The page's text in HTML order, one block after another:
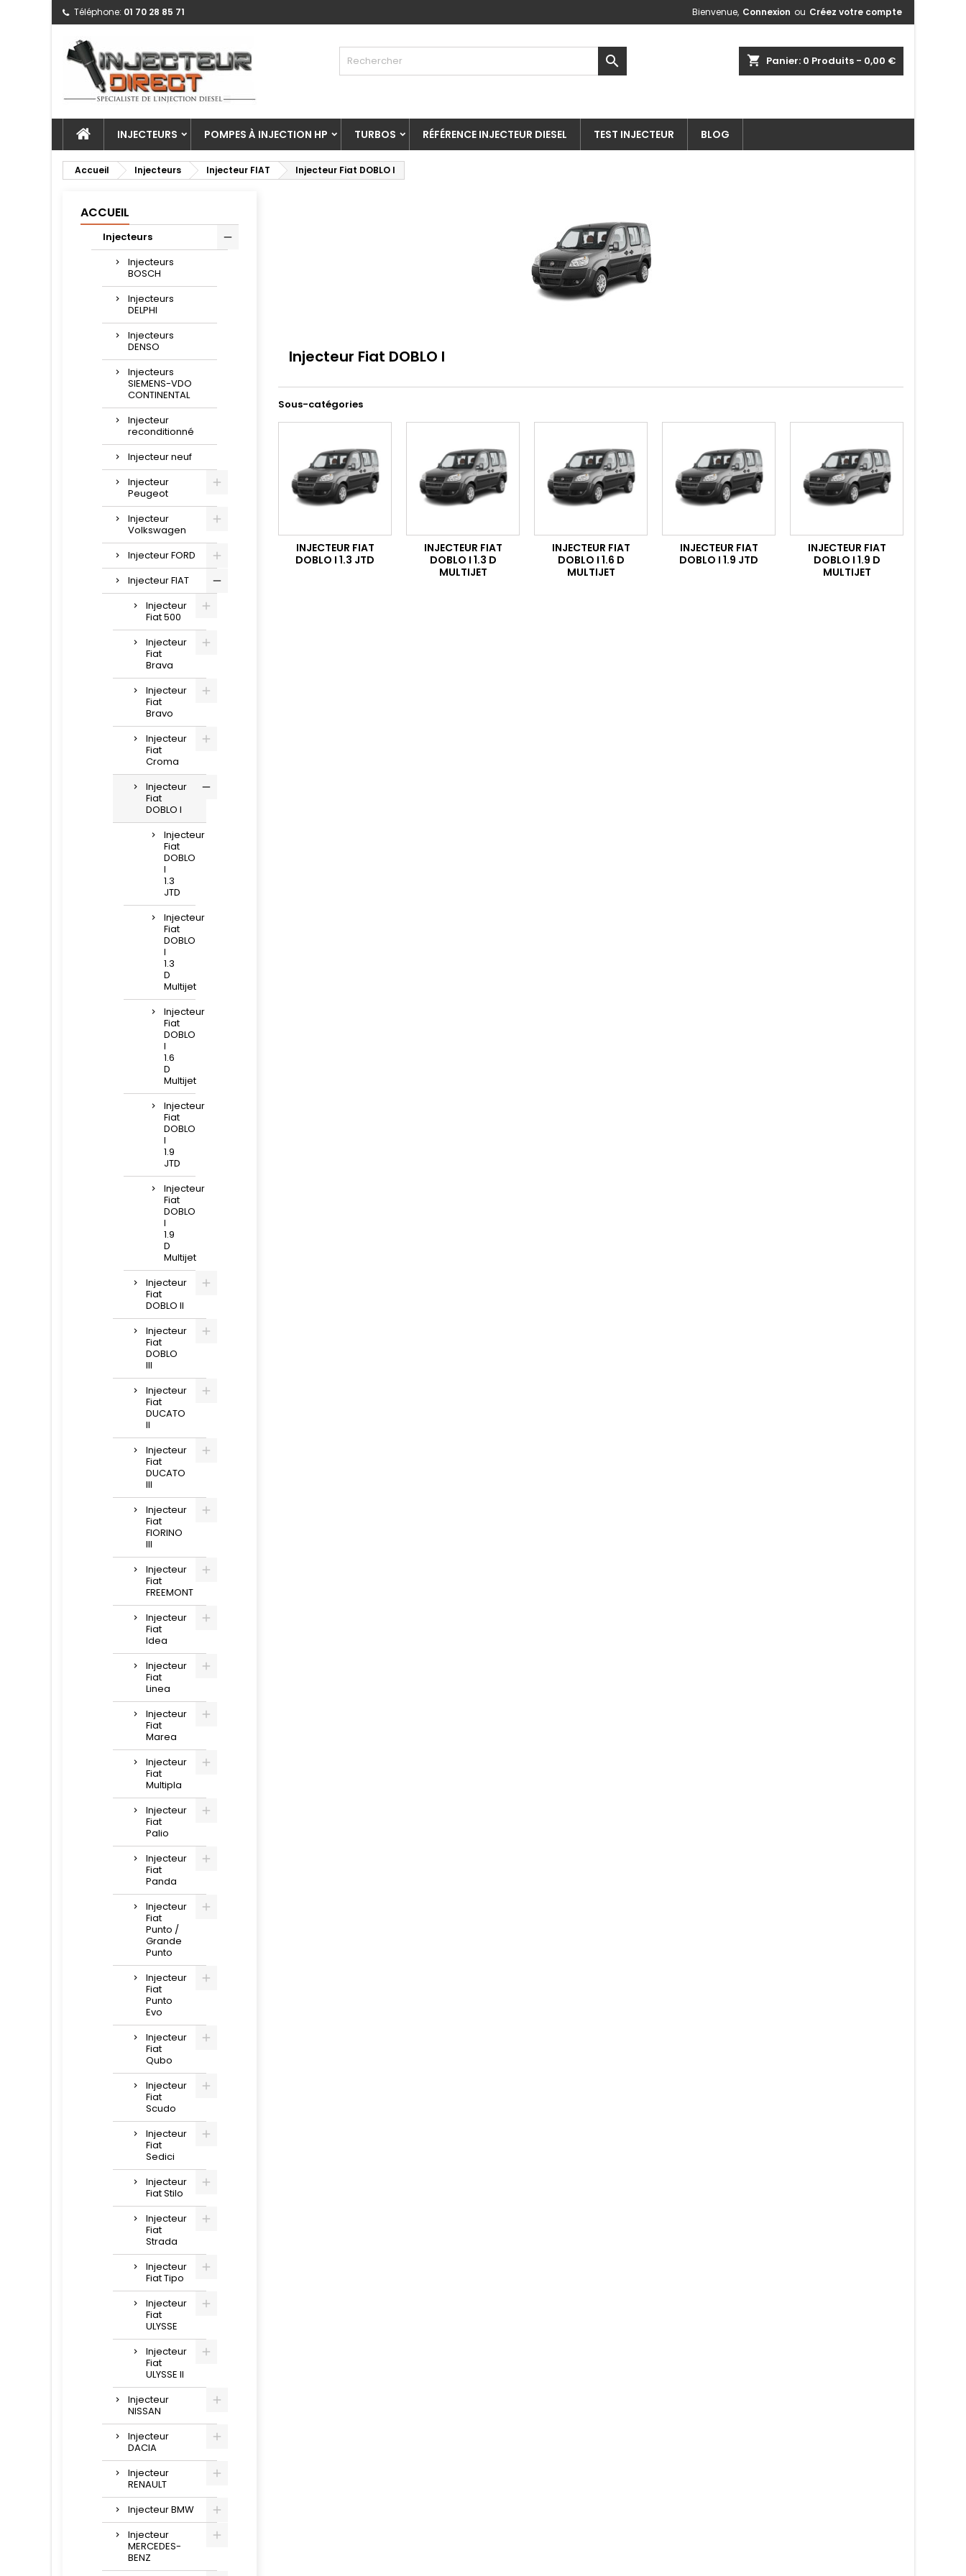
Téléphone: 01 70 28 85 71 Bienvenue, Connexion ou Créez votre compte
shopping_cart Panier: 0 Produits - 0,00 €

INJECTEURS POMPES À INJECTION HP TURBOS RÉFÉRENCE INJECTEUR DIESEL TEST INJECTEUR BLOG
Accueil Injecteurs Injecteur FIAT Injecteur Fiat DOBLO I
ACCUEIL
Injecteurs
Injecteurs
BOSCH
Injecteurs
DELPHI
Injecteurs
DENSO
Injecteurs
SIEMENS-VDO
CONTINENTAL
Injecteur
reconditionné
Injecteur neuf
Injecteur
Peugeot
Injecteur
Volkswagen
Injecteur FORD
Injecteur FIAT
Injecteur
Fiat 500
Injecteur
Fiat
Brava
Injecteur
Fiat
Bravo
Injecteur
Fiat
Croma
Injecteur
Fiat
DOBLO I
Injecteur
Fiat
DOBLO
I
1.3
JTD
Injecteur
Fiat
DOBLO
I
1.3
D
Multijet
Injecteur
Fiat
DOBLO
I
1.6
D
Multijet
Injecteur
Fiat
DOBLO
I
1.9
JTD
Injecteur
Fiat
DOBLO
I
1.9
D
Multijet
Injecteur
Fiat
DOBLO II
Injecteur
Fiat
DOBLO
III
Injecteur
Fiat
DUCATO
II
Injecteur
Fiat
DUCATO
III
Injecteur
Fiat
FIORINO
III
Injecteur
Fiat
FREEMONT
Injecteur
Fiat
Idea
Injecteur
Fiat
Linea
Injecteur
Fiat
Marea
Injecteur
Fiat
Multipla
Injecteur
Fiat
Palio
Injecteur
Fiat
Panda
Injecteur
Fiat
Punto /
Grande
Punto
Injecteur
Fiat
Punto
Evo
Injecteur
Fiat
Qubo
Injecteur
Fiat
Scudo
Injecteur
Fiat
Sedici
Injecteur
Fiat Stilo
Injecteur
Fiat
Strada
Injecteur
Fiat Tipo
Injecteur
Fiat
ULYSSE
Injecteur
Fiat
ULYSSE II
Injecteur
NISSAN
Injecteur
DACIA
Injecteur
RENAULT
Injecteur BMW
Injecteur
MERCEDES-
BENZ
Injecteur Fiat DOBLO I
Sous-catégories
INJECTEUR FIAT
DOBLO I 1.3 JTD
INJECTEUR FIAT
DOBLO I 1.3 D
MULTIJET
INJECTEUR FIAT
DOBLO I 1.6 D
MULTIJET
INJECTEUR FIAT
DOBLO I 1.9 JTD
INJECTEUR FIAT
DOBLO I 1.9 D
MULTIJET